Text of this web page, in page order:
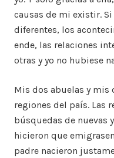
causas de mi existir.
diferentes, los
ende, las relaciones
otras y yo no hubiese
Mis dos abuelas y mis
regiones del país. Las
búsquedas de nuevas
hicieron que
padre nacieron